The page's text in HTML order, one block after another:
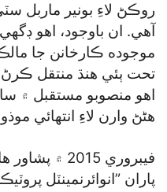
روڪڻ لاءِ بونير ماربل
آهي. ان باوجود، اهو
موجوده ڪارخانن جا
تحت ٻئي هنڌ منتقل
اهو منصوبو مستقبل ۾
هڻڻ وارن لاءِ انتهائي
فيبروري
پاران ”انوائرنمينٽل